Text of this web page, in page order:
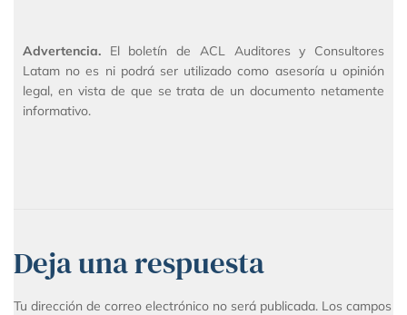
Advertencia. El boletín de ACL Auditores y Consultores
Latam no es ni podrá ser utilizado como asesoría u opinión
legal, en vista de que se trata de un documento netamente
informativo.
Deja una respuesta
Tu dirección de correo electrónico no será publicada. Los campos